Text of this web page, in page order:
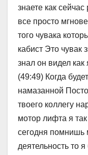
знаете как
все просто
того чувака
кабист Это чувак
знал он видел
(49:49) Когда
намазанной
твоего коллегу
мотор лифта я
сегодня помнишь
деятельность то